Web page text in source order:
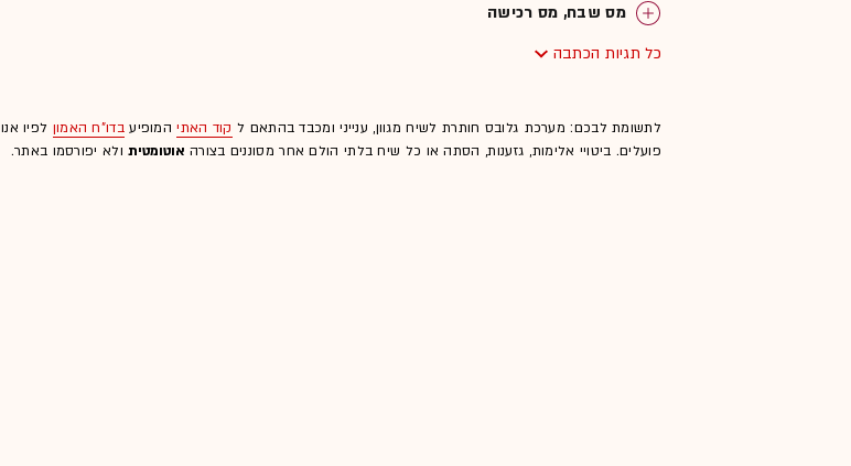
מס שבח, מס רכישה
כל תגיות הכתבה
לתשומת לבכם: מערכת גלובס חותרת לשיח מגוון, ענייני ומכבד בהתאם ל קוד האתיהמופיעבדו"ח האמון לפיו אנו
פועלים. ביטויי אלימות, גזענות, הסתה או כל שיח בלתי הולם אחר מסוננים בצורה אוטומטיתולא יפורסמו באתר.